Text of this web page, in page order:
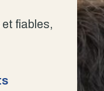
fiables,